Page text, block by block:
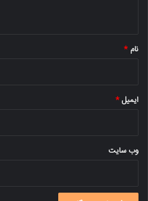
نام *
ایمیل*
وب‌ سایت